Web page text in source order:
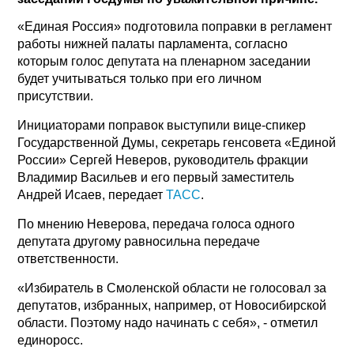
«Единая Россия» подготовила поправки в регламент
работы нижней палаты парламента, согласно
которым голос депутата на пленарном заседании
будет учитываться только при его личном
присутствии.
Инициаторами поправок выступили вице-спикер
Государственной Думы, секретарь генсовета «Единой
России» Сергей Неверов, руководитель фракции
Владимир Васильев и его первый заместитель
Андрей Исаев, передаетТАСС.
По мнению Неверова, передача голоса одного
депутата другому равносильна передаче
ответственности.
«Избиратель в Смоленской области не голосовал за
депутатов, избранных, например, от Новосибирской
области. Поэтому надо начинать с себя», - отметил
единоросс.